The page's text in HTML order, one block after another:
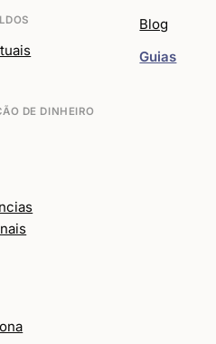
DE DINHEIRO
Blog
Guias